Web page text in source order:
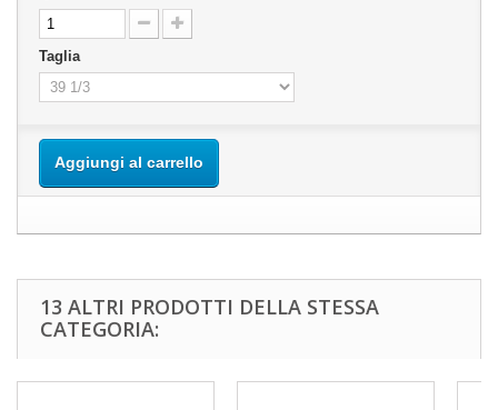
Taglia
Aggiungi al carrello
13 ALTRI PRODOTTI DELLA STESSA
CATEGORIA: